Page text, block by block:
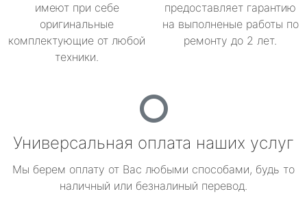
имеют при себе
оригинальные
комплектующие от любой
техники.
предоставляет гарантию
на выполненые работы по
ремонту до 2 лет.
Универсальная оплата наших услуг
Мы берем оплату от Вас любыми способами, будь то
наличный или безналиный перевод.